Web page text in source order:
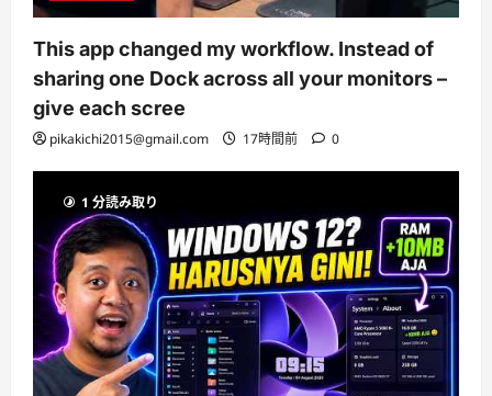
This app changed my workflow. Instead of
sharing one Dock across all your monitors –
give each scree
pikakichi2015@gmail.com 17時間前 0
1 分読み取り